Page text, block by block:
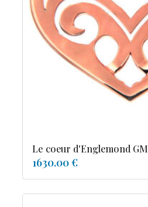
tanzanite
tourmaline
Le coeur d'Englemond GM
1630.00 €